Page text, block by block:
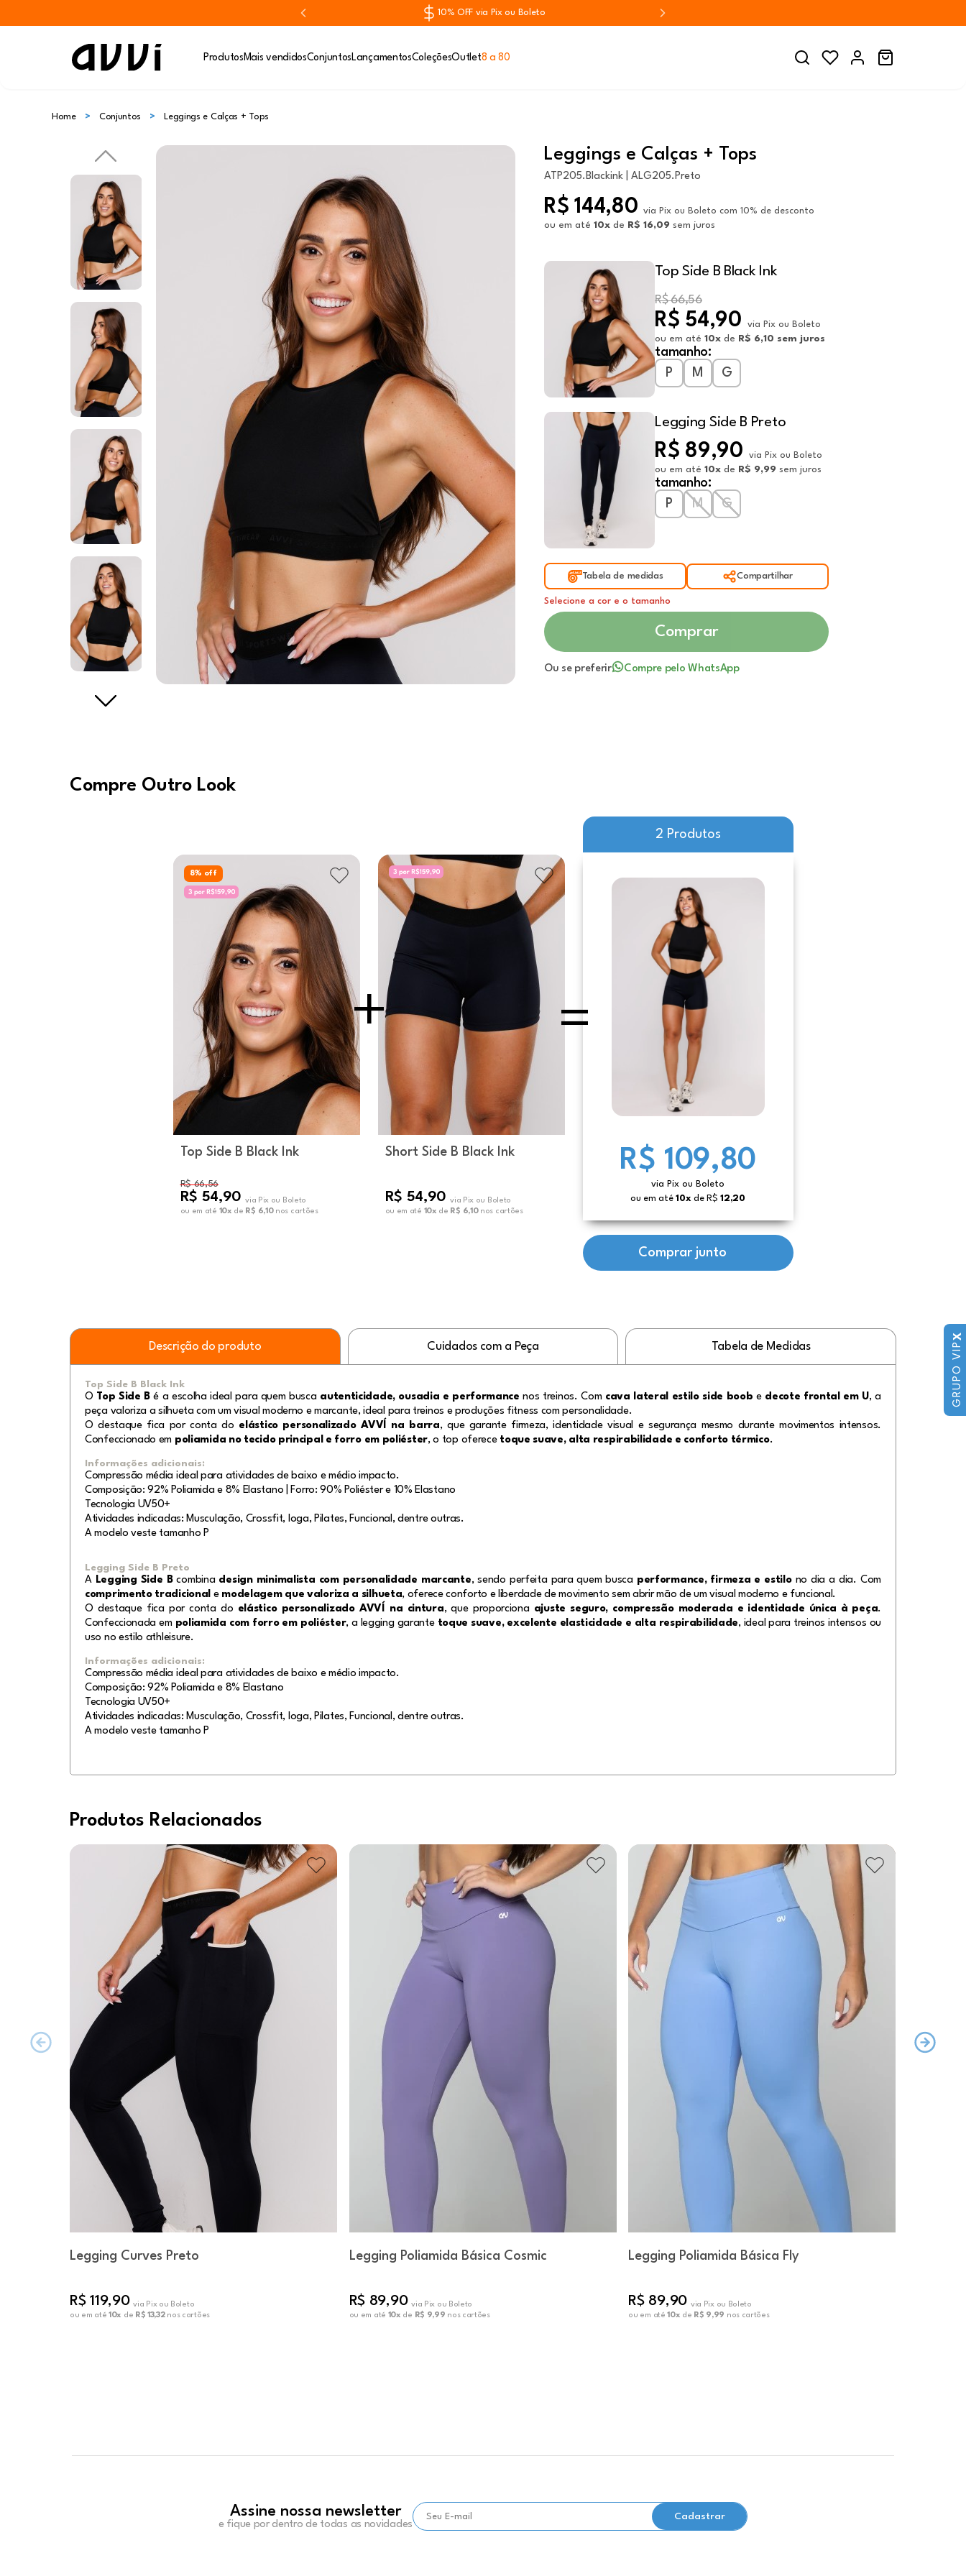
10% OFF via Pix ou Boleto
Produtos Mais vendidosConjuntos LançamentosColeçõesOutlet8 a 80
Home Conjuntos Leggings e Calças + Tops
Leggings e Calças + Tops
ATP205.Blackink | ALG205.Preto
R$ 144,80 via Pix ou Boleto com 10% de desconto
ou em até 10x de R$ 16,09 sem juros
Top Side B Black Ink
R$ 66,56
R$ 54,90 via Pix ou Boleto
ou em até 10xde R$ 6,10 sem juros
tamanho:
P
M G
Legging Side B Preto
R$ 89,90 via Pix ou Boleto
ou em até 10x de R$ 9,99 sem juros
tamanho:
P
M G
Tabela de medidas Compartilhar
Selecione a cor e o tamanho
Comprar
Ou se preferir Compre pelo WhatsApp
Compre Outro Look
8% off
Top Side B Black Ink
R$ 66,56
R$ 54,90 via Pix ou Boleto
ou em até 10x de R$ 6,10nos cartões
Short Side B Black Ink
R$ 54,90 via Pix ou Boleto
ou em até 10x de R$ 6,10nos cartões
2 Produtos
R$ 109,80
via Pix ou Boleto
ou em até10x de R$12,20
Comprar junto
Descrição do produto Cuidados com a Peça Tabela de Medidas
Top Side B Black Ink
O Top Side Bé a escolha ideal para quem busca autenticidade, ousadia e performance nos treinos. Com cava lateral estilo side boob e decote frontal em U, a
peça valoriza a silhueta com um visual moderno e marcante, ideal para treinos e produções fitness com personalidade.
O destaque fica por conta do elástico personalizado AVVÍ na barra, que garante firmeza, identidade visual e segurança mesmo durante movimentos intensos.
Confeccionado em poliamida no tecido principal e forro em poliéster, o top oferece toque suave, alta respirabilidade e conforto térmico.
Informações adicionais:
Compressão média ideal para atividades de baixo e médio impacto.
Composição: 92% Poliamida e 8% Elastano | Forro: 90% Poliéster e 10% Elastano
Tecnologia UV50+
Atividades indicadas: Musculação, Crossfit, Ioga, Pilates, Funcional, dentre outras.
A modelo veste tamanho P
Legging Side B Preto
A Legging Side Bcombina design minimalista com personalidade marcante, sendo perfeita para quem busca performance, firmeza e estilono dia a dia. Com
comprimento tradicional e modelagem que valoriza a silhueta, oferece conforto e liberdade de movimento sem abrir mão de um visual moderno e funcional.
O destaque fica por conta do elástico personalizado AVVÍ na cintura, que proporciona ajuste seguro, compressão moderada e identidade única à peça.
Confeccionada em poliamida com forro em poliéster, a legging garante toque suave, excelente elasticidade e alta respirabilidade, ideal para treinos intensos ou
uso no estilo athleisure.
Informações adicionais:
Compressão média ideal para atividades de baixo e médio impacto.
Composição: 92% Poliamida e 8% Elastano
Tecnologia UV50+
Atividades indicadas: Musculação, Crossfit, Ioga, Pilates, Funcional, dentre outras.
A modelo veste tamanho P
Produtos Relacionados
Legging Curves Preto
R$ 119,90 via Pix ou Boleto
ou em até 10x de R$ 13,32nos cartões
Legging Poliamida Básica Cosmic
R$ 89,90 via Pix ou Boleto
ou em até 10x de R$ 9,99 nos cartões
Legging Poliamida Básica Fly
R$ 89,90 via Pix ou Boleto
ou em até10x de R$ 9,99 nos cartões
Assine nossa newsletter
e fique por dentro de todas as novidades
Cadastrar
GRUPO VIP
X